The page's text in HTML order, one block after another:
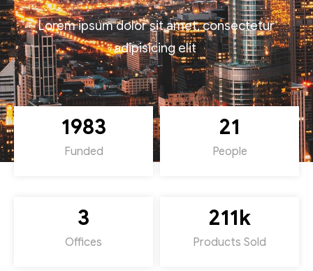
Lorem ipsum dolor sit amet, consectetur
adipisicing elit
Funded
1983
People
21
Offices
3
Products Sold
211k